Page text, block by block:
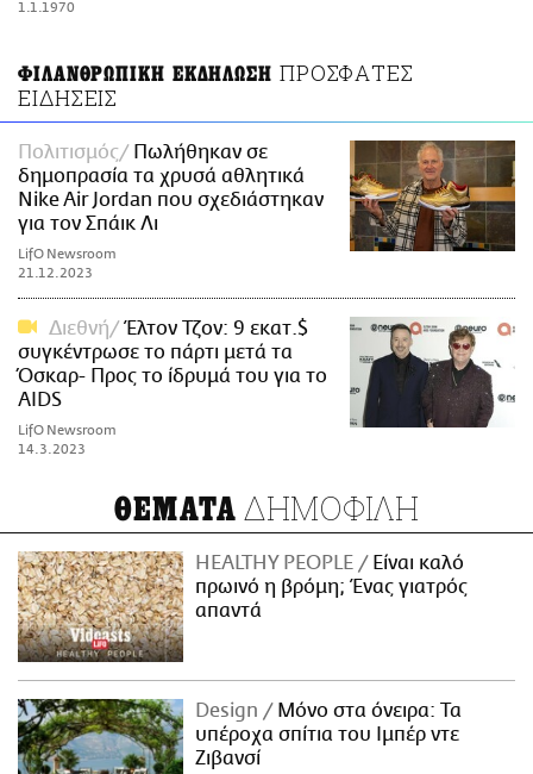
PRINT
1.1.1970
ΦΙΛΑΝΘΡΩΠΙΚΗ ΕΚΔΗΛΩΣΗ ΠΡΟΣΦΑΤΕΣ
ΕΙΔΗΣΕΙΣ
Πολιτισμός
Πωλήθηκαν σε
δημοπρασία τα χρυσά αθλητικά
Nike Air Jordan που σχεδιάστηκαν
για τον Σπάικ Λι
LifO Newsroom
21.12.2023
Διεθνή
Έλτον Τζον: 9 εκατ.$
συγκέντρωσε το πάρτι μετά τα
Όσκαρ- Προς το ίδρυμά του για το
AIDS
LifO Newsroom
14.3.2023
ΘΕΜΑΤΑ ΔΗΜΟΦΙΛΗ
HEALTHY PEOPLE
Είναι καλό
πρωινό η βρόμη; Ένας γιατρός
απαντά
Design
Μόνο στα όνειρα: Τα
υπέροχα σπίτια του Ιμπέρ ντε
Ζιβανσί